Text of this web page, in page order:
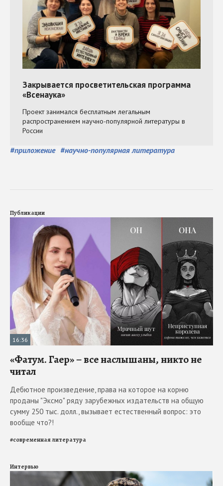
#приложение #научно-популярная литература
Публикации
16:36
«Фатум. Гаер» – все наслышаны, никто не
читал
Дебютное произведение, права на которое на корню
проданы "Эксмо" ряду зарубежных издательств на общую
сумму 250 тыс. долл., вызывает естественный вопрос: это
вообще что?!
#современная литература
Интервью